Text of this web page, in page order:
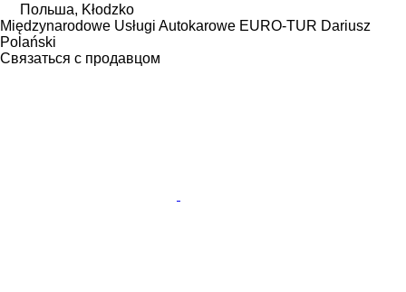
Польша, Kłodzko
Międzynarodowe Usługi Autokarowe EURO-TUR Dariusz
Polański
Связаться с продавцом